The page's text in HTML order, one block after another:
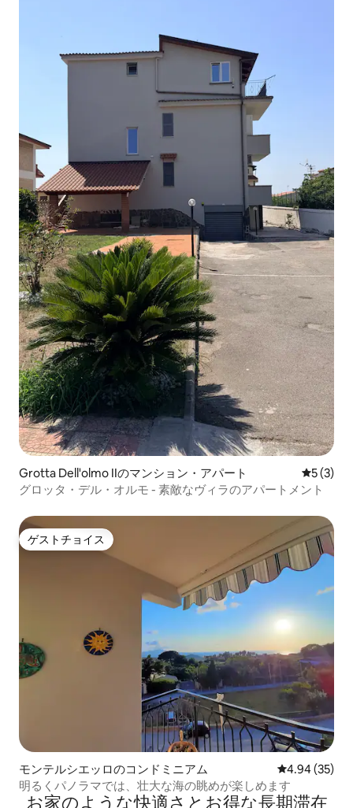
Grotta Dell'olmo IIのマンション・アパート レビュー
5 (3)
グロッタ・デル・オルモ - 素敵なヴィラのアパートメント
ゲストチョイス
ゲストチョイス
モンテルシエッロのコンドミニアム レビュー35
4.94 (35)
明るくパノラマでは、壮大な海の眺めが楽しめます
お家のような快⁠適⁠さ⁠とお⁠得⁠な長⁠期⁠滞⁠在